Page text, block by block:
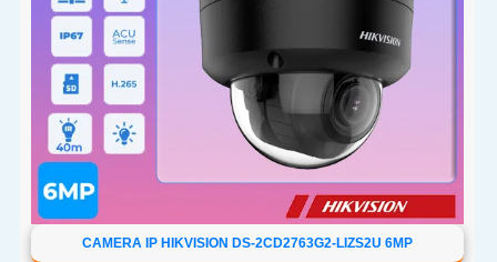
CAMERA IP HIKVISION DS-2CD2763G2-LIZS2U 6MP